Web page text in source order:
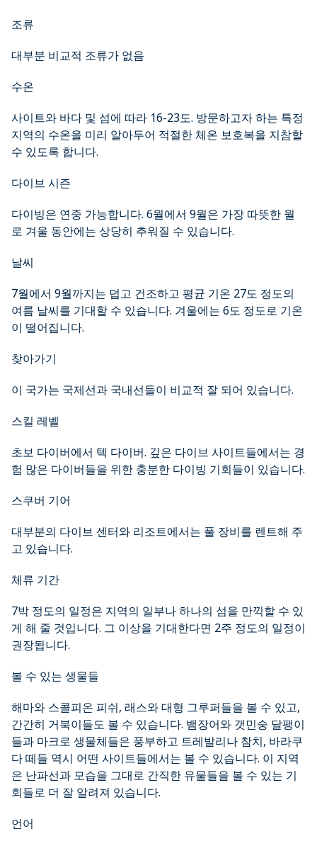
조류
대부분 비교적 조류가 없음
수온
사이트와 바다 및 섬에 따라 16-23도. 방문하고자 하는 특정
지역의 수온을 미리 알아두어 적절한 체온 보호복을 지참할
수 있도록 합니다.
다이브 시즌
다이빙은 연중 가능합니다. 6월에서 9월은 가장 따뜻한 월
로 겨울 동안에는 상당히 추워질 수 있습니다.
날씨
7월에서 9월까지는 덥고 건조하고 평균 기온 27도 정도의
여름 날씨를 기대할 수 있습니다. 겨울에는 6도 정도로 기온
이 떨어집니다.
찾아가기
이 국가는 국제선과 국내선들이 비교적 잘 되어 있습니다.
스킬 레벨
초보 다이버에서 텍 다이버. 깊은 다이브 사이트들에서는 경
험 많은 다이버들을 위한 충분한 다이빙 기회들이 있습니다.
스쿠버 기어
대부분의 다이브 센터와 리조트에서는 풀 장비를 렌트해 주
고 있습니다.
체류 기간
7박 정도의 일정은 지역의 일부나 하나의 섬을 만끽할 수 있
게 해 줄 것입니다. 그 이상을 기대한다면 2주 정도의 일정이
권장됩니다.
볼 수 있는 생물들
해마와 스콜피온 피쉬, 래스와 대형 그루퍼들을 볼 수 있고,
간간히 거북이들도 볼 수 있습니다. 뱀장어와 갯민숭 달팽이
들과 마크로 생물체들은 풍부하고 트레발리나 참치, 바라쿠
다 떼들 역시 어떤 사이트들에서는 볼 수 있습니다. 이 지역
은 난파선과 모습을 그대로 간직한 유물들을 볼 수 있는 기
회들로 더 잘 알려져 있습니다.
언어